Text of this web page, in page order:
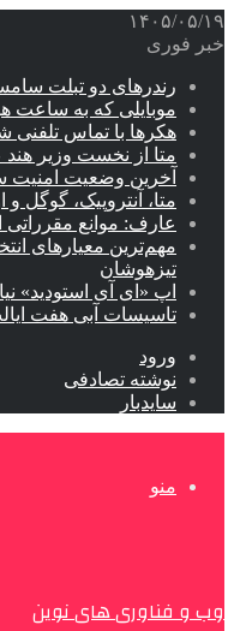
۱۴۰۵/۰۵/۱۹
خبر فوری
رندرهای دو تبلت
موبایلی که به ساعت
هکرها با تماس
متا از نخست وزیر
آخرین وضعیت امنیت
متا، آنتروپیک، گوگل
عارف: موانع مقرراتی
مهم‌ترین معیارهای
تیزهوشان
اپ «ای آی استودید»
تاسیسات آبی هفت
ورود
نوشته تصادفی
سایدبار
منو
وب و فناوری های نوین